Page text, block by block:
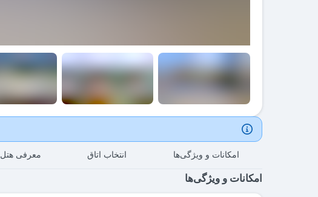
امکانات و ویژگی‌ها انتخاب اتاق معرفی هتل
امکانات و ویژگی‌ها